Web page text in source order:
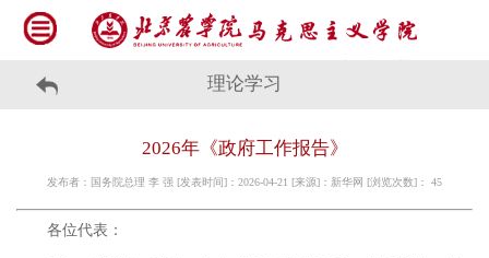
理论学习
2026年《政府工作报告》
发布者：国务院总理 李 强 [发表时间]：2026-04-21 [来源]：新华网 [浏览次数]： 45
各位代表：